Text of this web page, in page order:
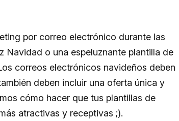
por correo electrónico durante las
Navidad o una espeluznante plantilla de
correos electrónicos navideños deben
deben incluir una oferta única y
cómo hacer que tus plantillas de
atractivas y receptivas ;).